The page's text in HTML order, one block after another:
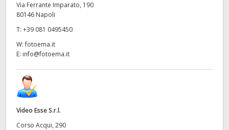
Via Ferrante Imparato, 190
80146 Napoli
T: +39 081 0495450
W:fotoema.it
E: info@fotoema.it
Video Esse S.r.l.
Corso Acqui, 290